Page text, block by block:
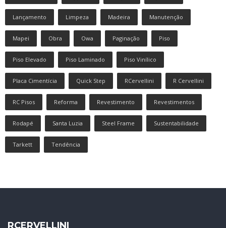
Lançamento Limpeza Madeira Manutenção
Mapei Obra Owa Paginação Piso
Piso Elevado Piso Laminado Piso Vinílico
Placa Cimentícia Quick Step RCervellini R Cervellini
RC Pisos Reforma Revestimento Revestimentos
Rodapé Santa Luzia Steel Frame Sustentabilidade
Tarkett Tendência
RCERVELLINI